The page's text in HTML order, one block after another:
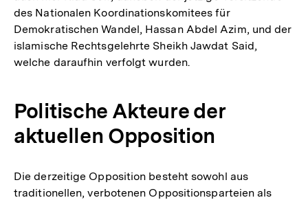
des Nationalen Koordinationskomitees für
Demokratischen Wandel, Hassan Abdel Azim, und der
islamische Rechtsgelehrte Sheikh Jawdat Said,
welche daraufhin verfolgt wurden.
Politische Akteure der
aktuellen Opposition
Die derzeitige Opposition besteht sowohl aus
traditionellen, verbotenen Oppositionsparteien als